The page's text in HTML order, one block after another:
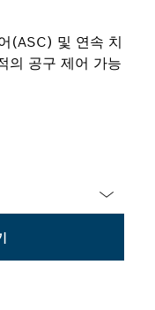
(ASC) 및 연속 치
의 공구 제어 가능